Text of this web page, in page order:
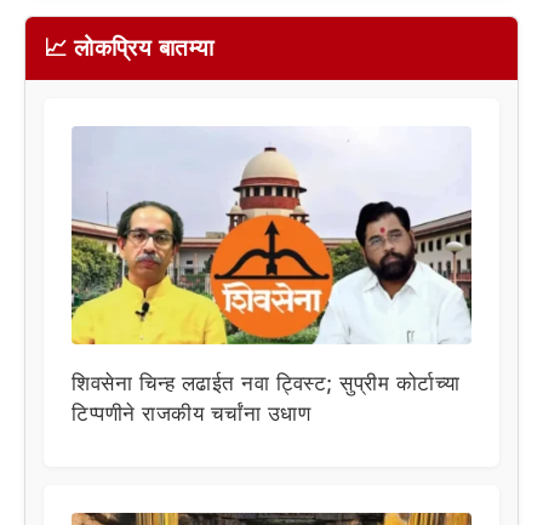
📈 लोकप्रिय बातम्या
शिवसेना चिन्ह लढाईत नवा ट्विस्ट; सुप्रीम कोर्टाच्या
टिप्पणीने राजकीय चर्चांना उधाण